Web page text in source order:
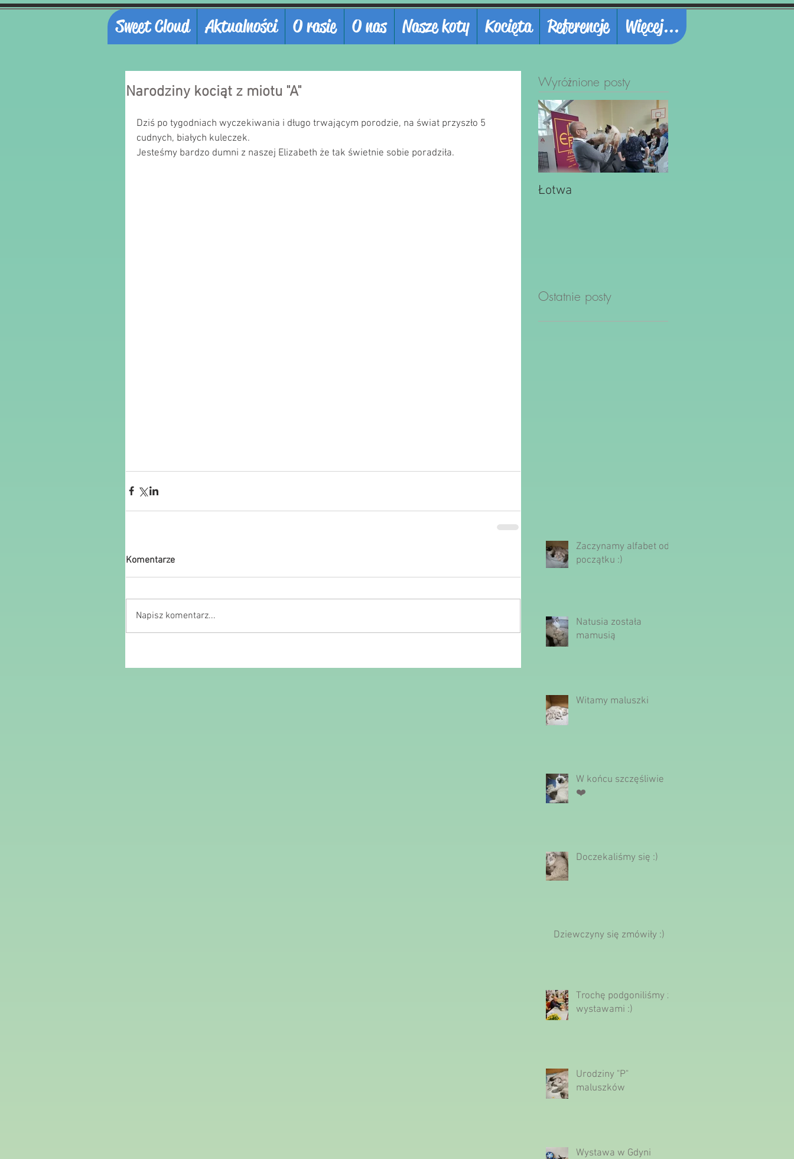
Sweet Cloud Aktualności O rasie O nas Nasze koty Kocięta Referencje Więcej...
Narodziny kociąt z miotu "A"
Dziś po tygodniach wyczekiwania i długo trwającym porodzie, na świat przyszło 5
cudnych, białych kuleczek.
Jesteśmy bardzo dumni z naszej Elizabeth że tak świetnie sobie poradziła.
Komentarze
Napisz komentarz...
Wyróżnione posty
Łotwa
Ostatnie posty
Zaczynamy alfabet od
początku :)
Natusia została
mamusią
Witamy maluszki
W końcu szczęśliwie
❤️
Doczekaliśmy się :)
Dziewczyny się zmówiły :)
Trochę podgoniliśmy z
wystawami :)
Urodziny "P"
maluszków
Wystawa w Gdyni